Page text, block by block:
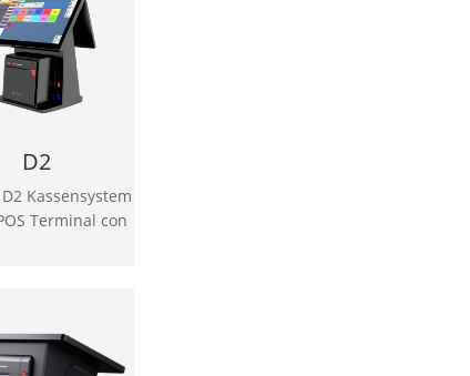
D2
Kassensystem
Terminal con